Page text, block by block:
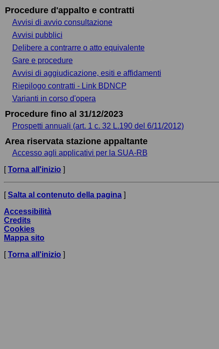
Procedure d'appalto e contratti
Avvisi di avvio consultazione
Avvisi pubblici
Delibere a contrarre o atto equivalente
Gare e procedure
Avvisi di aggiudicazione, esiti e affidamenti
Riepilogo contratti - Link BDNCP
Varianti in corso d'opera
Procedure fino al 31/12/2023
Prospetti annuali (art. 1 c. 32 L.190 del 6/11/2012)
Area riservata stazione appaltante
Accesso agli applicativi per la SUA-RB
[Torna all'inizio ]
[Salta al contenuto della pagina ]
Accessibilità
Credits
Cookies
Mappa sito
[Torna all'inizio ]